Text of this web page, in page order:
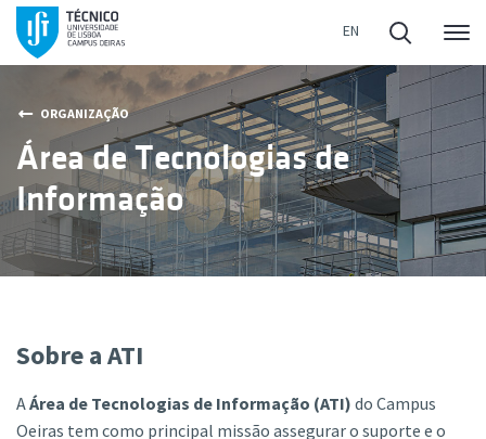
ORGANIZAÇÃO
Área de Tecnologias de
Informação
Sobre a ATI
AÁrea de Tecnologias de Informação (ATI) do Campus
Oeiras tem como principal missão assegurar o suporte e o